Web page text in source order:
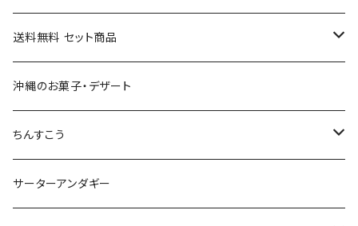
送料無料 セット商品
黒糖セット
沖縄そばセット
生麺・乾麺
沖縄のお菓子・デザート
ちんすこう
沖縄南風堂
サーターアンダギー